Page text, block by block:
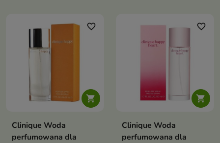

favorite_border
Clinique Woda
perfumowana dla

favorite_border
Clinique Woda
perfumowana dla